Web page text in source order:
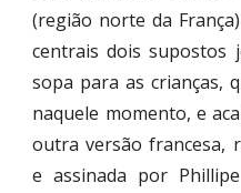
(região norte da
centrais dois supostos
sopa para as crianças,
naquele momento, e
outra versão francesa,
e assinada por